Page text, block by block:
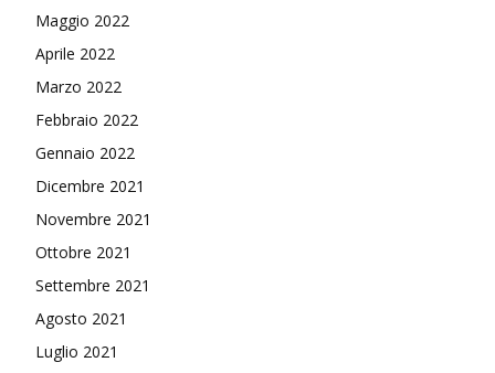
Maggio 2022
Aprile 2022
Marzo 2022
Febbraio 2022
Gennaio 2022
Dicembre 2021
Novembre 2021
Ottobre 2021
Settembre 2021
Agosto 2021
Luglio 2021